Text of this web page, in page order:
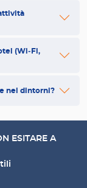
(Wi‑Fi,
nei dintorni?
ESITARE A